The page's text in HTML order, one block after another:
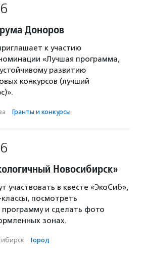
Доноров
к участию
«Лучшая программа,
развитию
конкурсов (лучший
· Гранты и конкурсы
Новосибирск»
участвовать в квесте «ЭкоСиб»,
посмотреть
программу и сделать фото
зонах.
· Город